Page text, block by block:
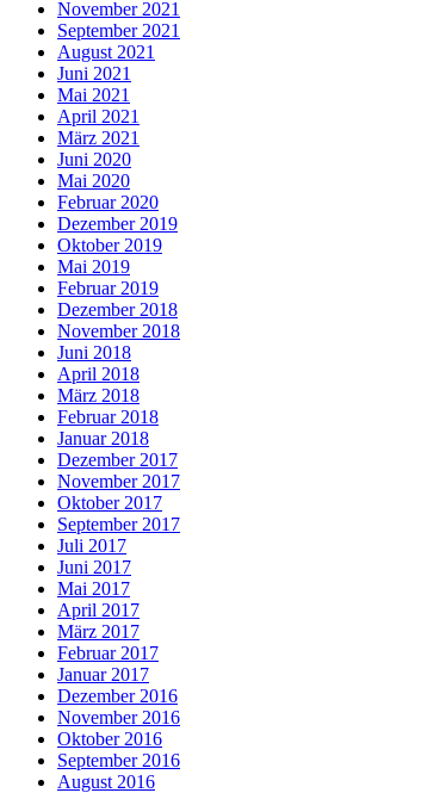
November 2021
September 2021
August 2021
Juni 2021
Mai 2021
April 2021
März 2021
Juni 2020
Mai 2020
Februar 2020
Dezember 2019
Oktober 2019
Mai 2019
Februar 2019
Dezember 2018
November 2018
Juni 2018
April 2018
März 2018
Februar 2018
Januar 2018
Dezember 2017
November 2017
Oktober 2017
September 2017
Juli 2017
Juni 2017
Mai 2017
April 2017
März 2017
Februar 2017
Januar 2017
Dezember 2016
November 2016
Oktober 2016
September 2016
August 2016